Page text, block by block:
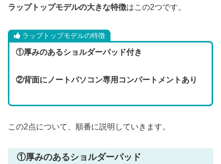
ラップトップモデルの大きな特徴はこの2つです。
ラップトップモデルの特徴
①厚みのあるショルダーパッド付き
②背面にノートパソコン専用コンパートメントあり
この2点について、順番に説明していきます。
①厚みのあるショルダーパッド